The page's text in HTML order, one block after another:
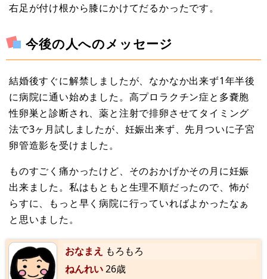
右足が付け根から膝にかけてだるかったです。
今後の人へのメッセージ
結婚後すぐに解禁しましたが、なかなか出来ず1年半後
に病院に通い始めました。高プロラクチン症と多嚢胞
性卵巣と診断され、薬と注射で排卵させてタイミング
法で3ヶ月試しましたが、妊娠出来ず、先月ついに子宮
卵管造影を受けました。
ものすごく痛かったけど、そのおかげかその月に妊娠
出来ました。私はもともと生理不順だったので、怖が
らすに、もっと早く病院に行っていればよかったなぁ
と思いました。
おなまえ もろもろ
ねんれい26歳